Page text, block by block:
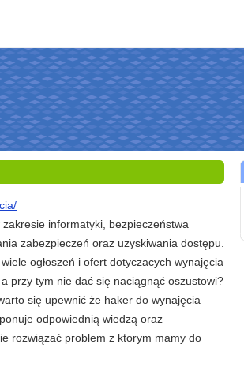
informatyki, bezpieczeństwa
zabezpieczeń oraz uzyskiwania dostępu.
ogłoszeń i ofert dotyczacych wynajęcia
przy tym nie dać się naciągnąć oszustowi?
się upewnić że haker do wynajęcia
odpowiednią wiedzą oraz
rozwiązać problem z ktorym mamy do